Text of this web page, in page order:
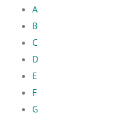
A
B
C
D
E
F
G